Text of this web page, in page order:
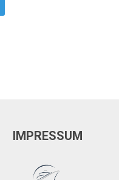
IMPRESSUM